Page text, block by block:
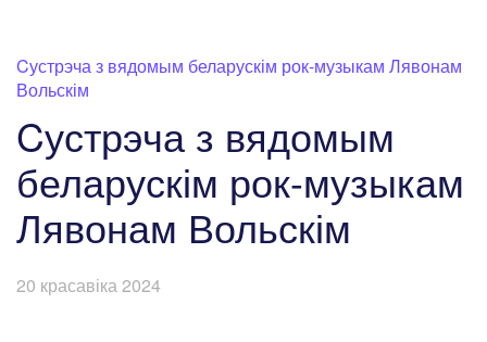
Cустрэча з вядомым беларускім рок-музыкам Лявонам
Вольскім
Cустрэча з вядомым
беларускім рок-музыкам
Лявонам Вольскім
20 красавіка 2024